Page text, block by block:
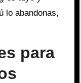
lo abandonas,
para